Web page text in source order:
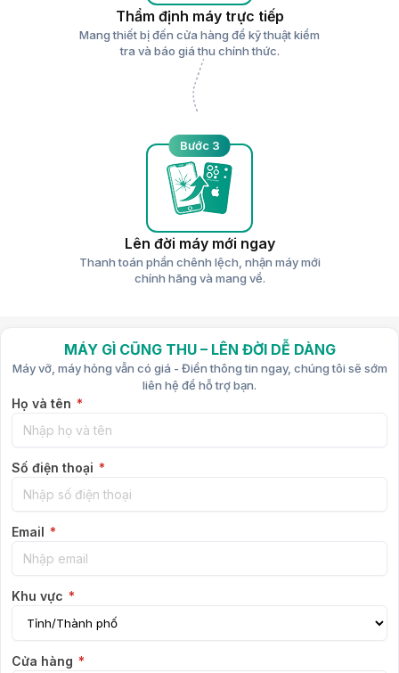
Thẩm định máy trực tiếp
Mang thiết bị đến cửa hàng để kỹ thuật kiểm
tra và báo giá thu chính thức.
Bước 3
Lên đời máy mới ngay
Thanh toán phần chênh lệch, nhận máy mới
chính hãng và mang về.
MÁY GÌ CŨNG THU – LÊN ĐỜI DỄ DÀNG
Máy vỡ, máy hỏng vẫn có giá - Điền thông tin ngay, chúng tôi sẽ sớm
liên hệ để hỗ trợ bạn.
Họ và tên *
Số điện thoại *
Email *
Khu vực *
Cửa hàng *